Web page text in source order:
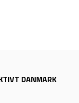
DANMARK